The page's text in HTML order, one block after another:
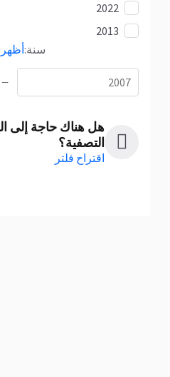
2022
2013
سنة:أظهر
—
هل هناك حاجة إلى
التصفية؟
اقتراح فلتر